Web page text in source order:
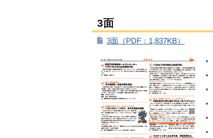
3面
3面（PDF：1,837KB）